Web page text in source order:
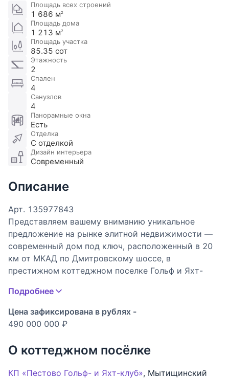
Площадь всех строений
1 686 м2
Площадь дома
1 213 м2
Площадь участка
85.35 сот
Этажность
2
Спален
4
Санузлов
4
Панорамные окна
Есть
Отделка
С отделкой
Дизайн интерьера
Современный
Описание
Арт. 135977843
Представляем вашему вниманию уникальное
предложение на рынке элитной недвижимости —
современный дом под ключ, расположенный в 20
км от МКАД по Дмитровскому шоссе, в
престижном коттеджном поселке Гольф и Яхт-
водохранилища.
Дом построен по авторскому проекту и полностью
доме выполнена отделка с продуманной
функциональной планировкой. Установлена вся
необходимая мебель и бытовая техника
Подробнее
Цена зафиксирована в рублях -
490 000 000 ₽
О коттеджном посёлке
КП «Пестово Гольф- и Яхт-клуб», Мытищинский